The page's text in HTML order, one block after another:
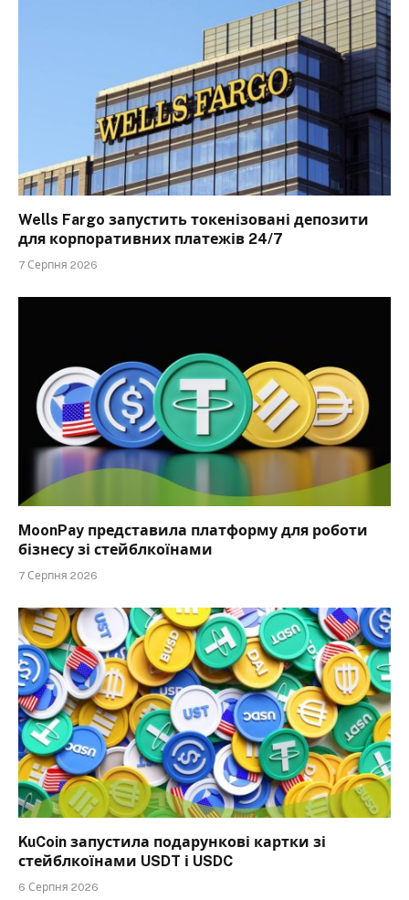
Wells Fargo запустить токенізовані депозити
для корпоративних платежів 24/7
7 Серпня 2026
MoonPay представила платформу для роботи
бізнесу зі стейблкоїнами
7 Серпня 2026
KuCoin запустила подарункові картки зі
стейблкоїнами USDT і USDC
6 Серпня 2026